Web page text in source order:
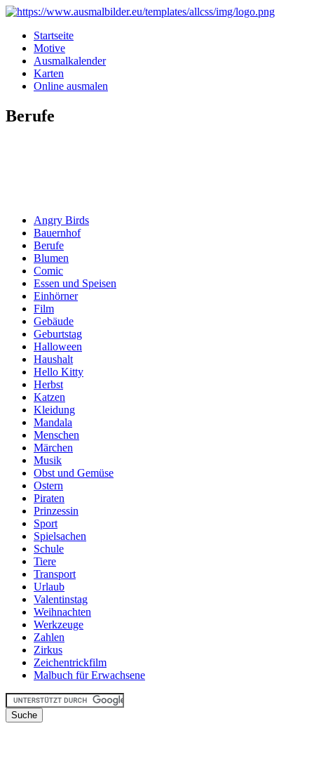
Startseite
Motive
Ausmalkalender
Karten
Online ausmalen
Berufe
Angry Birds
Bauernhof
Berufe
Blumen
Comic
Essen und Speisen
Einhörner
Film
Gebäude
Geburtstag
Halloween
Haushalt
Hello Kitty
Herbst
Katzen
Kleidung
Mandala
Menschen
Märchen
Musik
Obst und Gemüse
Ostern
Piraten
Prinzessin
Sport
Spielsachen
Schule
Tiere
Transport
Urlaub
Valentinstag
Weihnachten
Werkzeuge
Zahlen
Zirkus
Zeichentrickfilm
Malbuch für Erwachsene